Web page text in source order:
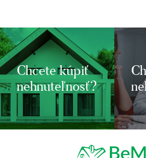
Chcete kúpiť
nehnuteľnosť?